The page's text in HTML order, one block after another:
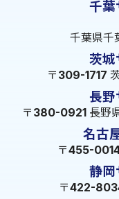
千葉
千葉県千
茨城
〒309-1717
長野
〒380-0921 長野
名古
〒455-
静岡
〒422-